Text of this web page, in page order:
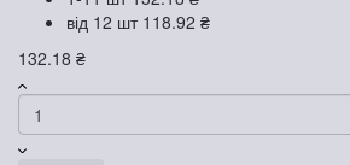
від 12 шт 118.92 ₴
132.18 ₴